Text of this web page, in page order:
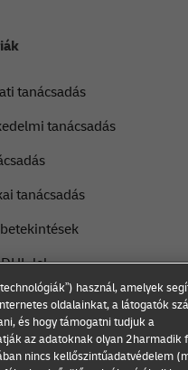
tanácsadás
tanácsadás
tanácsadás
lel
használ, amelyek
oldalainkat, a látogatók
és hogy támogatni tudjuk a
az adatoknak olyan 2harmadik
nincs kellőszintűadatvédelem